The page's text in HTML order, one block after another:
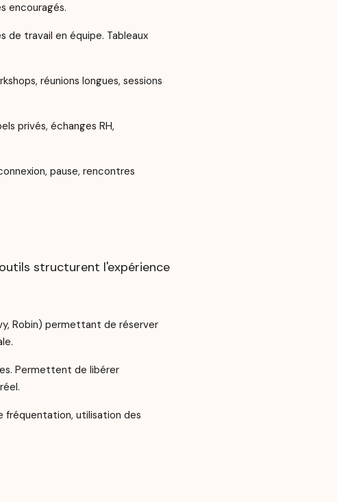
encouragés.
travail en équipe. Tableaux
réunions longues, sessions
privés, échanges RH,
pause, rencontres
structurent l'expérience
Robin) permettant de réserver
Permettent de libérer
fréquentation, utilisation des